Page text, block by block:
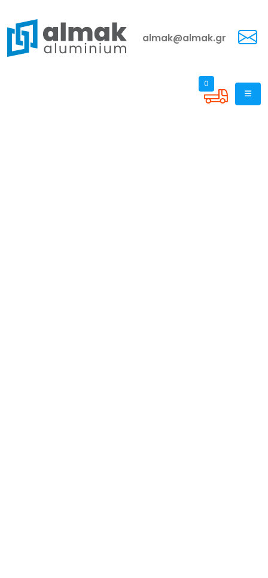
almak@almak.gr
0